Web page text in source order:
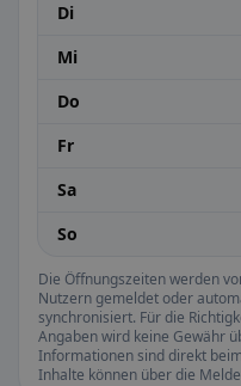
Di
Mi
Do
Fr
Sa
So
Die Öffnungszeiten werden
Nutzern gemeldet oder
synchronisiert. Für die
Angaben wird keine Gewähr
Informationen sind direkt
Inhalte können über die